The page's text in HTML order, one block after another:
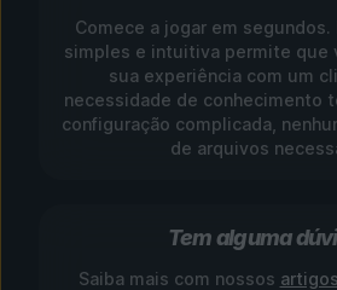
Comece a jogar em
simples e intuitiva permite que
sua experiência com um
necessidade de conhecimento
configuração complicada,
de arquivos
Tem alguma
Saiba mais com nossos artigos